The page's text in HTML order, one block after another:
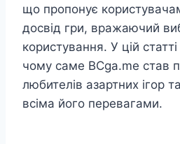
що пропонує
досвід гри, вражаючий
користування. У цій
чому саме BCga.me став
любителів азартних ігор
всіма його перевагами.